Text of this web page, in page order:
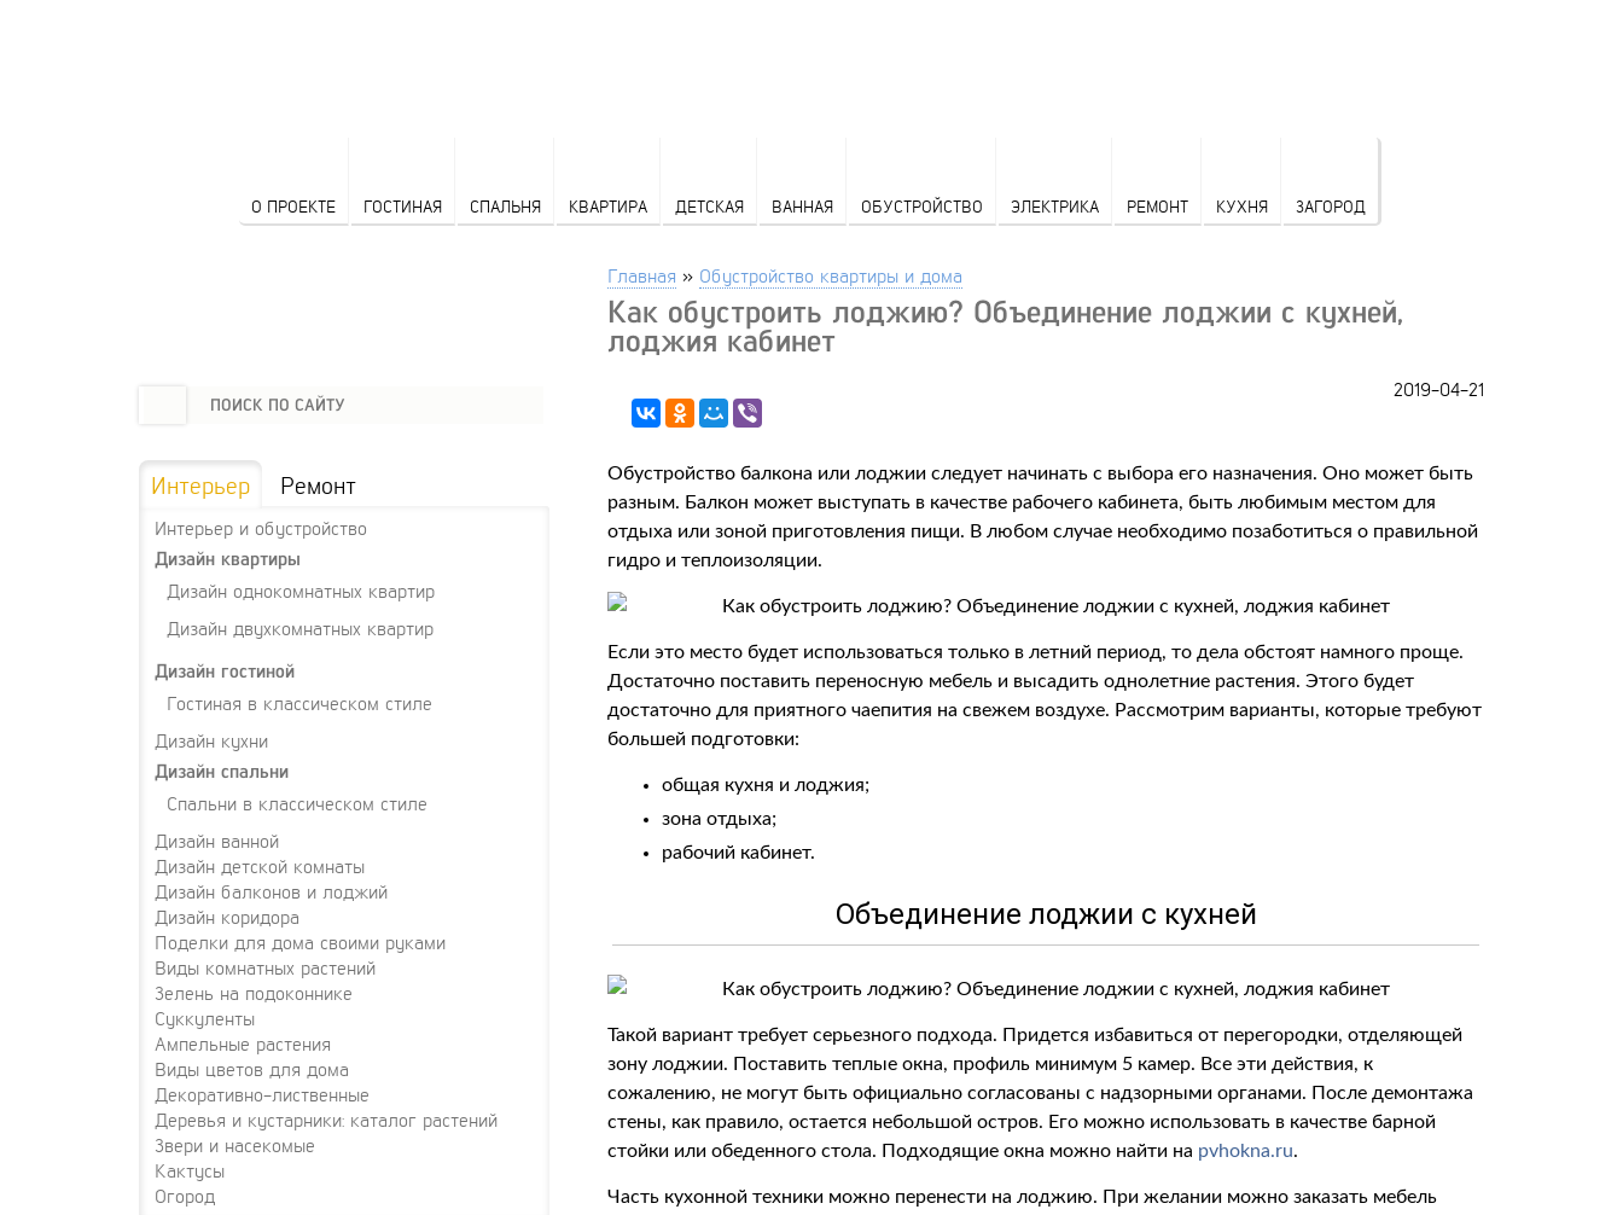
О ПРОЕКТЕ ГОСТИНАЯ СПАЛЬНЯ КВАРТИРА ДЕТСКАЯ ВАННАЯ ОБУСТРОЙСТВО ЭЛЕКТРИКА РЕМОНТ КУХНЯ ЗАГОРОД
Главная » Обустройство квартиры и дома
Как обустроить лоджию? Объединение лоджии с кухней,
лоджия кабинет
2019-04-21
Обустройство балкона или лоджии следует начинать с выбора его назначения. Оно может быть
разным. Балкон может выступать в качестве рабочего кабинета, быть любимым местом для
отдыха или зоной приготовления пищи. В любом случае необходимо позаботиться о правильной
гидро и теплоизоляции.
Если это место будет использоваться только в летний период, то дела обстоят намного проще.
Достаточно поставить переносную мебель и высадить однолетние растения. Этого будет
достаточно для приятного чаепития на свежем воздухе. Рассмотрим варианты, которые требуют
большей подготовки:
общая кухня и лоджия;
зона отдыха;
рабочий кабинет.
Объединение лоджии с кухней
Такой вариант требует серьезного подхода. Придется избавиться от перегородки, отделяющей
зону лоджии. Поставить теплые окна, профиль минимум 5 камер. Все эти действия, к
сожалению, не могут быть официально согласованы с надзорными органами. После демонтажа
стены, как правило, остается небольшой остров. Его можно использовать в качестве барной
стойки или обеденного стола. Подходящие окна можно найти на pvhokna.ru.
Часть кухонной техники можно перенести на лоджию. При желании можно заказать мебель
Интерьер Ремонт
Интерьер и обустройство
Дизайн квартиры
Дизайн однокомнатных квартир
Дизайн двухкомнатных квартир
Дизайн гостиной
Гостиная в классическом стиле
Дизайн кухни
Дизайн спальни
Спальни в классическом стиле
Дизайн ванной
Дизайн детской комнаты
Дизайн балконов и лоджий
Дизайн коридора
Поделки для дома своими руками
Виды комнатных растений
Зелень на подоконнике
Суккуленты
Ампельные растения
Виды цветов для дома
Декоративно-лиственные
Деревья и кустарники: каталог растений
Звери и насекомые
Кактусы
Огород